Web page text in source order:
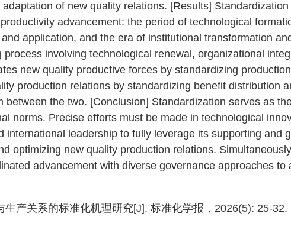
of new quality relations. [Results] Standardization
advancement: the period of technological
application, and the era of institutional transformation
involving technological renewal, organizational
new quality productive forces by standardizing
production relations by standardizing benefit distribution
the two. [Conclusion] Standardization serves as
norms. Precise efforts must be made in technological
leadership to fully leverage its supporting and
optimizing new quality production relations.
advancement with diverse governance approaches to
产关系的标准化机理研究[J]. 标准化学报，2026(5): 25-32.